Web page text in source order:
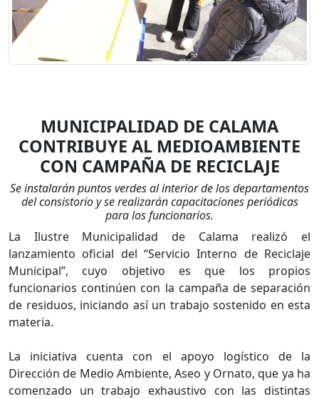
MUNICIPALIDAD DE CALAMA
CONTRIBUYE AL MEDIOAMBIENTE
CON CAMPAÑA DE RECICLAJE
Se instalarán puntos verdes al interior de los departamentos
del consistorio y se realizarán capacitaciones periódicas
para los funcionarios.
La Ilustre Municipalidad de Calama realizó el
lanzamiento oficial del “Servicio Interno de Reciclaje
Municipal”, cuyo objetivo es que los propios
funcionarios continúen con la campaña de separación
de residuos, iniciando así un trabajo sostenido en esta
materia.
La iniciativa cuenta con el apoyo logístico de la
Dirección de Medio Ambiente, Aseo y Ornato, que ya ha
comenzado un trabajo exhaustivo con las distintas